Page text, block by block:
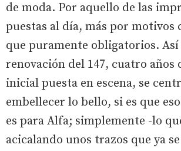
de moda. Por aquello de las
puestas al día, más por motivos
que puramente obligatorios. Así
renovación del 147, cuatro años
inicial puesta en escena, se
embellecer lo bello, si es que
es para Alfa; simplemente -lo
acicalando unos trazos que ya